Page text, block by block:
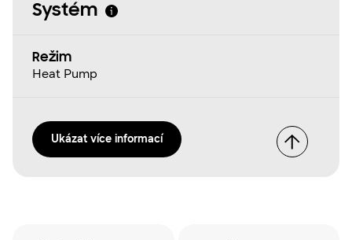
Systém
Režim
Heat Pump
Ukázat více informací